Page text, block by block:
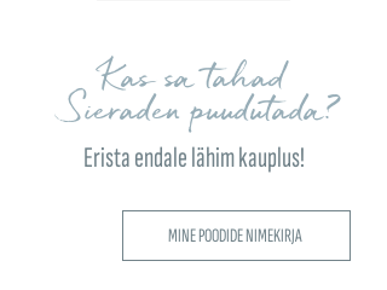
Kas sa tahad
Sieraden puudutada?
Erista endale lähim kauplus!
MINE POODIDE NIMEKIRJA